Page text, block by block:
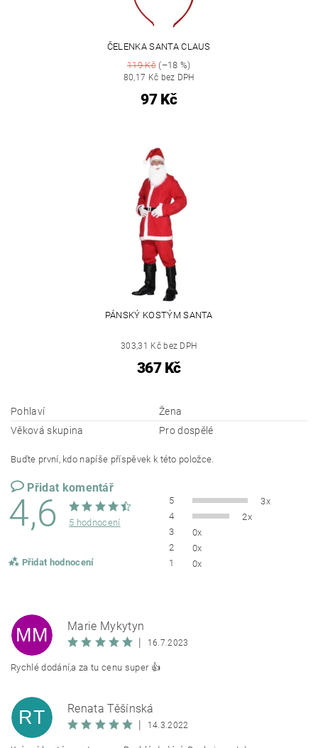
ČELENKA SANTA CLAUS
119 Kč(–18 %)
80,17 Kč bez DPH
97 Kč
PÁNSKÝ KOSTÝM SANTA
303,31 Kč bez DPH
367 Kč
Pohlaví
Žena
Věková skupina
Pro dospělé
Buďte první, kdo napíše příspěvek k této položce.
Přidat komentář
4,6 5 hodnocení
Přidat hodnocení
5
3x
4
2x
3
0x
2
0x
1
0x
MM
Marie Mykytyn
16.7.2023
Rychlé dodání,a za tu cenu super 👍
RT
Renata Těšínská
14.3.2022